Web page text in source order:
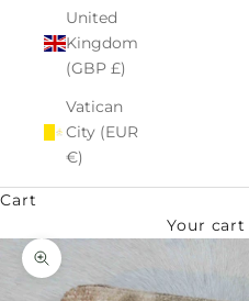
United
Kingdom
(GBP £)
Vatican
City (EUR
€)
Cart
Your
Zoom picture